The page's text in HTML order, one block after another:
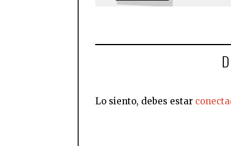
Lo siento, debes estar